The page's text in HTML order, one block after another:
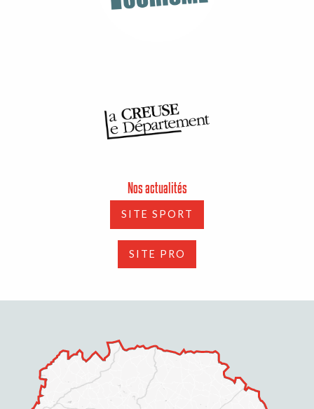
Nos actualités
SITE SPORT
SITE PRO